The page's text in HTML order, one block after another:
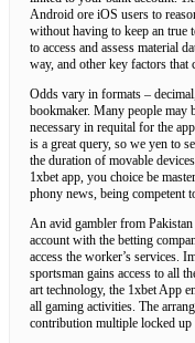
Android ore iOS users to
without having to keep an
to access and assess material
way, and other key factors that
Odds vary in formats –
bookmaker. Many people may
necessary in requital for the
is a great query, so we yen to
the duration of movable
1xbet app, you choice be
phony news, being competent
An avid gambler from
account with the betting
access the worker’s services.
sportsman gains access to all
art technology, the 1xbet App
all gaming activities. The
contribution multiple locked